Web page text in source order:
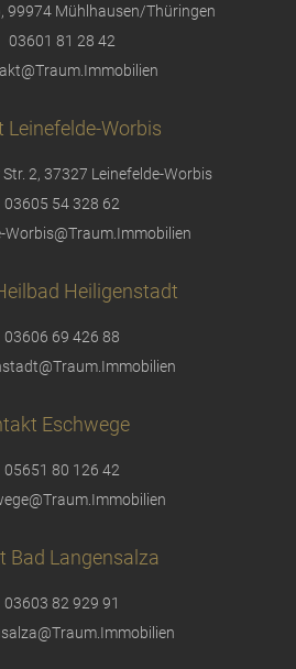
99974 Mühlhausen/Thüringen
03601 81 28 42
Leinefelde-Worbis
2, 37327 Leinefelde-Worbis
03605 54 328 62
Worbis@Traum.Immobilien
Heiligenstadt
03606 69 426 88
Eschwege
05651 80 126 42
Bad Langensalza
03603 82 929 91